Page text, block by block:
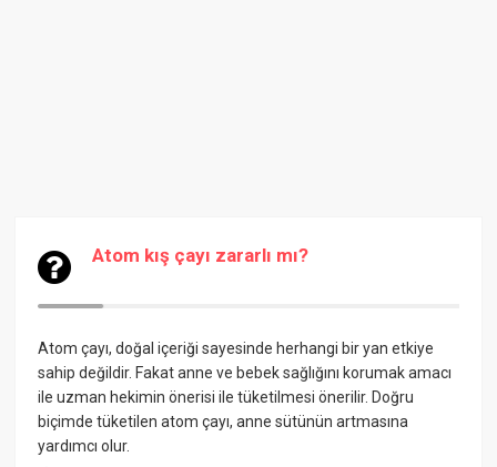
Atom kış çayı zararlı mı?
Atom çayı, doğal içeriği sayesinde herhangi bir yan etkiye
sahip değildir. Fakat anne ve bebek sağlığını korumak amacı
ile uzman hekimin önerisi ile tüketilmesi önerilir. Doğru
biçimde tüketilen atom çayı, anne sütünün artmasına
yardımcı olur.